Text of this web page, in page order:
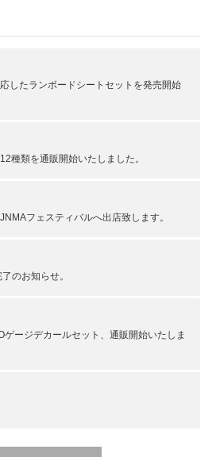
したランボードシートセットを発売開始
種類を通販開始いたしました。
フェスティバルへ出店致します。
のお知らせ。
ージデカールセット、通販開始いたしま